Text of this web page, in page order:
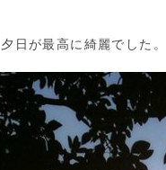
が最高に綺麗でした。